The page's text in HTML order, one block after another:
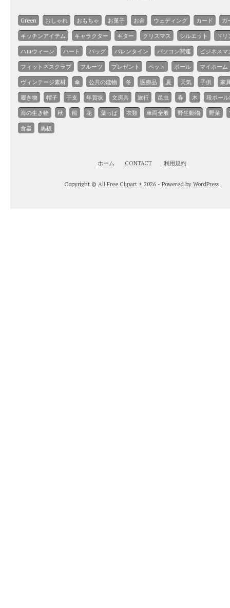
Green おしゃれ おもちゃ お菓子 お金 ウェディング カード ガ
キッチンアイテム キャラクター ギター クリスマス シルエット ド
ハロウィーン ハート バッグ バレンタイン パソコン関連 ビジネスマ
フィットネスクラブ フルーツ プレゼント ペット ボール マイホーム
ヴィンテージ素材 傘 公共の建物 冬 医療品 夏 天気 子供 家
履き物 帽子 干支 年賀状 文房具 旅行 昆虫 春 木 段ボー
海の生き物 秋 船 花 葉っぱ 衣類 車両全般 野生動物 野菜
食器 黒板
ホーム CONTACT 利用規約
Copyright © All Free Clipart + 2026 - Powered by WordPress